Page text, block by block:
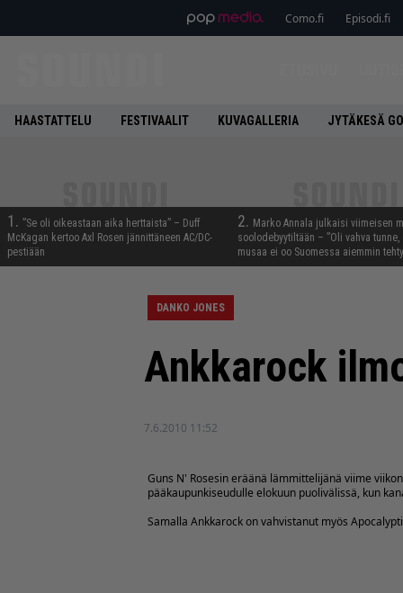
Como.fi Episodi.fi
HAASTATTELU FESTIVAALIT KUVAGALLERIA JYTÄKESÄ
1. ”Se oli oikeastaan aika herttaista” – Duff
McKagan kertoo Axl Rosen jännittäneen AC/DC-
pestiään
2. Marko Annala julkaisi viimeisen
soolodebyytiltään – ”Oli vahva
musaa ei oo Suomessa aiemmin
DANKO JONES
Ankkarock
7.6.2010 11:52
Guns N' Rosesin eräänä lämmittelijänä viime
pääkaupunkiseudulle elokuun puolivälissä, kun
Samalla Ankkarock on vahvistanut myös